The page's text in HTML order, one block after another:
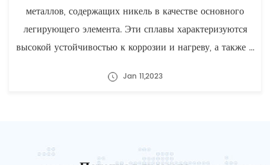
металлов, содержащих никель в качестве основного
легирующего элемента. Эти сплавы характеризуются
высокой устойчивостью к коррозии и нагреву, а также ...
Jan 11,2023